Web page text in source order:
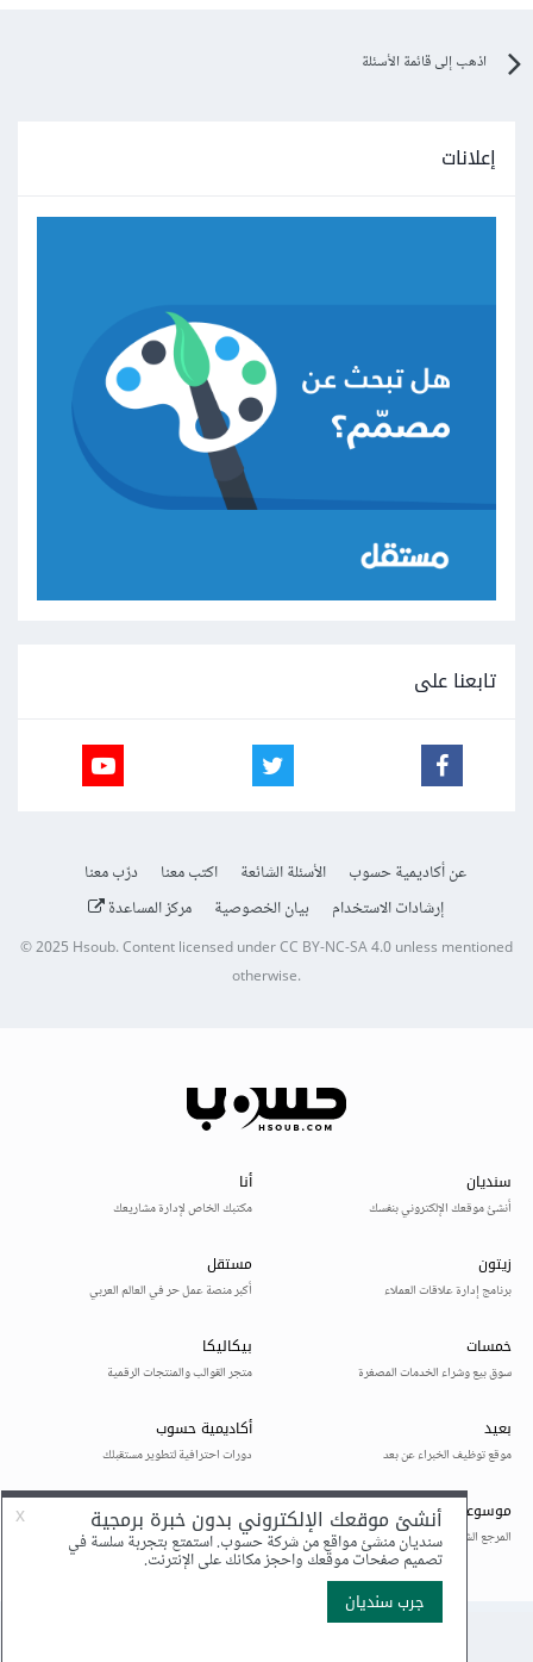
اذهب إلى قائمة الأسئلة
إعلانات
تابعنا على
عن أكاديمية حسوب الأسئلة الشائعة اكتب معنا
درّب معنا
إرشادات الاستخدام
بيان الخصوصية مركز المساعدة
© 2025Hsoub.Content licensed underCC BY-NC-SA 4.0unless mentioned
otherwise.